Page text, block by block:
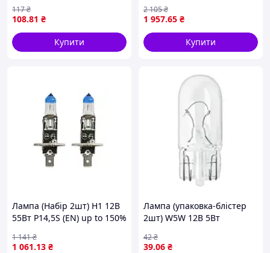
OSRAM 7506ULT-2BL
108.81 ₴
117₴
Купити
MERCEDES LK/LN2 01.84-
12.98 HELLA 2BM 004 312-
061
1 957.65 ₴
2 105₴
Купити
Лампа (Набір 2шт) H1 12В
55Вт P14,5S (EN) up to 150%
to 20% whiter light
1 061.13 ₴
1 141₴
Лампа (упаковка-блістер
2шт) W5W 12В 5Вт
02B
39.06 ₴
42₴